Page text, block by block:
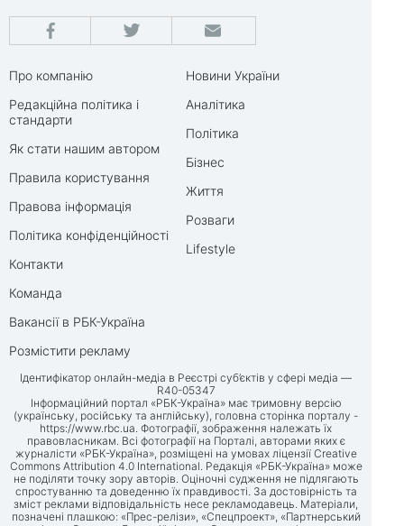
Про компанію
Редакційна політика і
стандарти
Як стати нашим автором
Правила користування
Правова інформація
Політика конфіденційності
Контакти
Команда
Вакансії в РБК-Україна
Розмістити рекламу
Новини України
Аналітика
Політика
Бізнес
Життя
Розваги
Lifestyle
Ідентифікатор онлайн-медіа в Реєстрі суб’єктів у сфері медіа —
R40-05347
Інформаційний портал «РБК-Україна» має тримовну версію
(українську, російську та англійську), головна сторінка порталу -
https://www.rbc.ua. Фотографії, зображення належать їх
правовласникам. Всі фотографії на Порталі, авторами яких є
журналісти «РБК-Україна», розміщені на умовах ліцензії Creative
Commons Attribution 4.0 International. Редакція «РБК-Україна» може
не поділяти точку зору авторів. Оціночні судження не підлягають
спростуванню та доведенню їх правдивості. За достовірність та
зміст реклами відповідальність несе рекламодавець. Матеріали,
позначені плашкою: «Прес-релізи», «Спецпроект», «Партнерський